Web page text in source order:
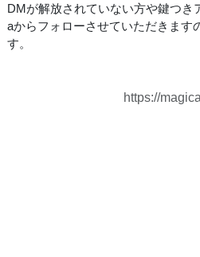
DMが解放されていない方や鍵つき
aからフォローさせていただきます
す。
https://